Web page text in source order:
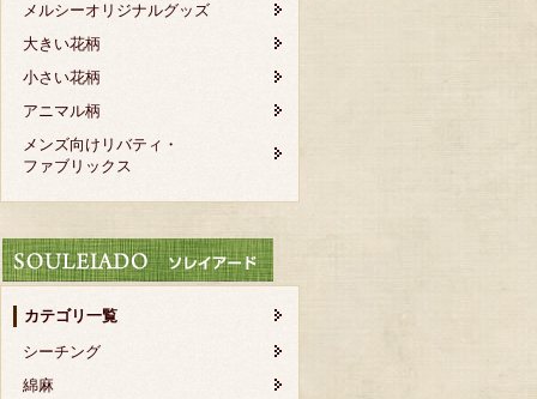
メルシーオリジナルグッズ
大きい花柄
小さい花柄
アニマル柄
メンズ向けリバティ・
ファブリックス
カテゴリ一覧
シーチング
綿麻